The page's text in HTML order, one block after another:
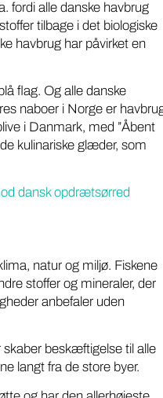
fordi alle danske havbrug
tilbage i det biologiske
havbrug har påvirket en
flag. Og alle danske
naboer i Norge er
i Danmark, med ”Åbent
kulinariske glæder, som
dansk opdrætsørred
natur og miljø. Fiskene
stoffer og mineraler, der
anbefaler uden
beskæftigelse til alle
langt fra de store byer.